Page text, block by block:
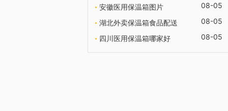
安徽医用保温箱图片
08-05
湖北外卖保温箱食品配送
08-05
四川医用保温箱哪家好
08-05